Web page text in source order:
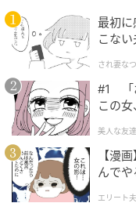
バニラ、キャラメル、プラリ
シュマロ・ベア。45ユーロ。
最初
こない
され妻な
#1 「
この
美人な友
【漫
んで
エリート